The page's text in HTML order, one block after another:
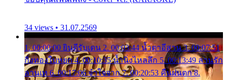
34 views • 31.07.2569
1. 00:00:00 ยินดีรับเดน 2. 00:03:44 น้ำตาอีสาน 3. 00:07:51
กิ่งทองใบหยก 4. 00:10:35 น้ำนิ่งไหลลึก 5. 00:13:49 ลานรัก
ลานเท 6. 00:17:06 จำใจจาก 7. 00:20:53 คืนฝนตก 8.